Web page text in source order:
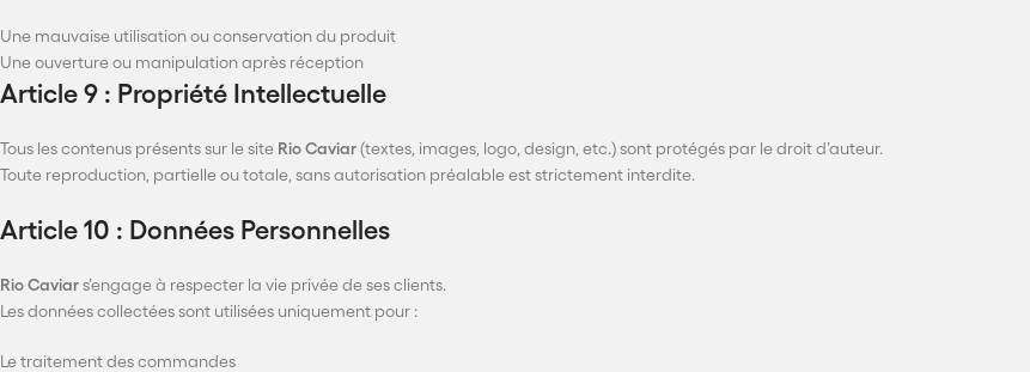
Une mauvaise utilisation ou conservation du produit
Une ouverture ou manipulation après réception
Article 9 : Propriété Intellectuelle
Tous les contenus présents sur le site Rio Caviar(textes, images, logo, design, etc.) sont protégés par le droit d’auteur.
Toute reproduction, partielle ou totale, sans autorisation préalable est strictement interdite.
Article 10 : Données Personnelles
Rio Caviars’engage à respecter la vie privée de ses clients.
Les données collectées sont utilisées uniquement pour :
Le traitement des commandes